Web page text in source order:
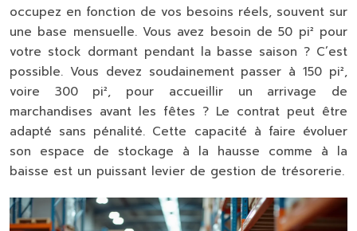
occupez en fonction de vos besoins réels, souvent sur
une base mensuelle. Vous avez besoin de 50 pi² pour
votre stock dormant pendant la basse saison ? C’est
possible. Vous devez soudainement passer à 150 pi²,
voire 300 pi², pour accueillir un arrivage de
marchandises avant les fêtes ? Le contrat peut être
adapté sans pénalité. Cette capacité à faire évoluer
son espace de stockage à la hausse comme à la
baisse est un puissant levier de gestion de trésorerie.